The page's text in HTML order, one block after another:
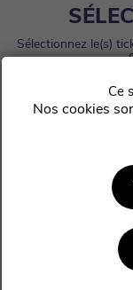
Sélectionnez le(s)
«
Nos cookies